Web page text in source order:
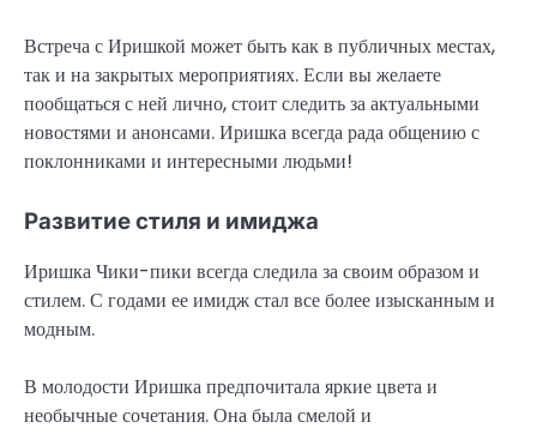
Встреча с Иришкой может быть как в публичных местах,
так и на закрытых мероприятиях. Если вы желаете
пообщаться с ней лично, стоит следить за актуальными
новостями и анонсами. Иришка всегда рада общению с
поклонниками и интересными людьми!
Развитие стиля и имиджа
Иришка Чики-пики всегда следила за своим образом и
стилем. С годами ее имидж стал все более изысканным и
модным.
В молодости Иришка предпочитала яркие цвета и
необычные сочетания. Она была смелой и